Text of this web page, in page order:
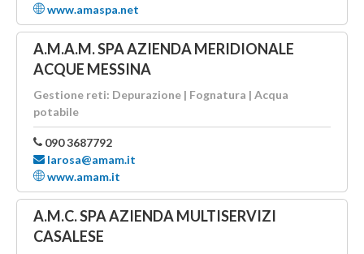
www.amaspa.net
A.M.A.M. SPA AZIENDA MERIDIONALE
ACQUE MESSINA
Gestione reti: Depurazione | Fognatura | Acqua
potabile
090 3687792
larosa@amam.it
www.amam.it
A.M.C. SPA AZIENDA MULTISERVIZI
CASALESE